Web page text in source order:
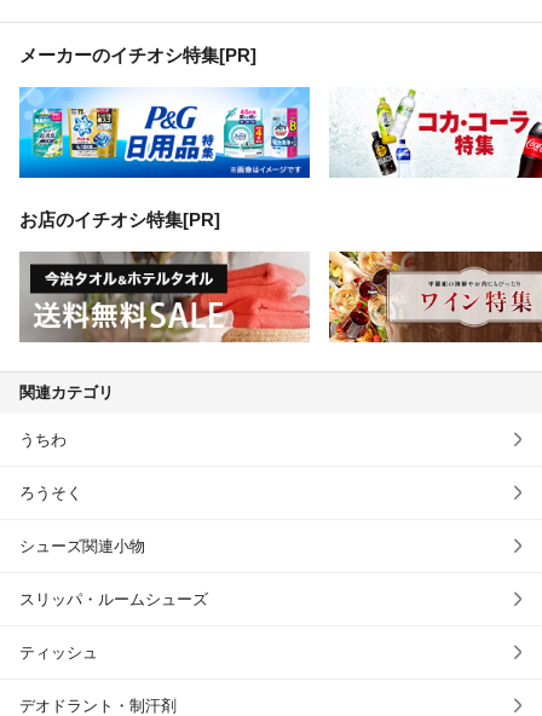
メーカーのイチオシ特集[PR]
お店のイチオシ特集[PR]
関連カテゴリ
うちわ
ろうそく
シューズ関連小物
スリッパ・ルームシューズ
ティッシュ
デオドラント・制汗剤